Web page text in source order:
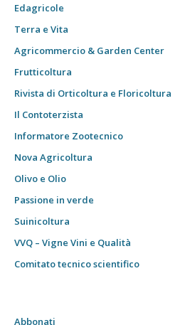
Edagricole
Terra e Vita
Agricommercio & Garden Center
Frutticoltura
Rivista di Orticoltura e Floricoltura
Il Contoterzista
Informatore Zootecnico
Nova Agricoltura
Olivo e Olio
Passione in verde
Suinicoltura
VVQ – Vigne Vini e Qualità
Comitato tecnico scientifico
Abbonati